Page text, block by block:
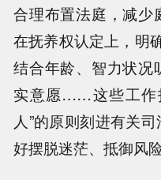
合理布置法庭，减少
在抚养权认定上，明
结合年龄、智力状况
实意愿……这些工作
人”的原则刻进有关
好摆脱迷茫、抵御风